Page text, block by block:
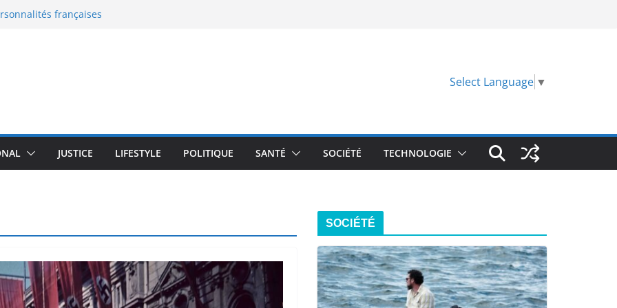
françaises
la nouvelle bataille de
l’enceinte active qui
de 100 000 $
Select Language ▼
JUSTICE LIFESTYLE POLITIQUE SANTÉ SOCIÉTÉ TECHNOLOGIE
SOCIÉTÉ